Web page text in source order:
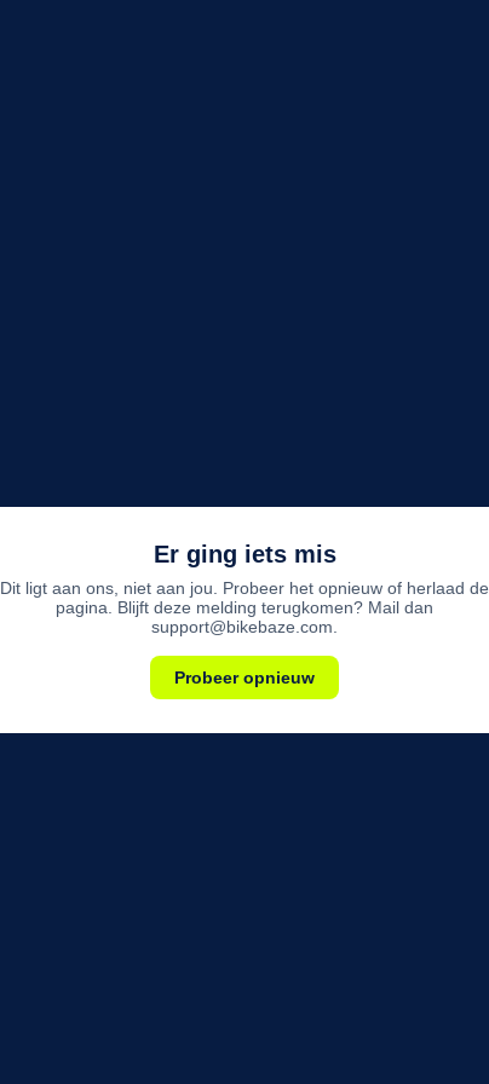
Er ging iets mis
Dit ligt aan ons, niet aan jou. Probeer het opnieuw of herlaad de
pagina. Blijft deze melding terugkomen? Mail dan
support@bikebaze.com.
Probeer opnieuw